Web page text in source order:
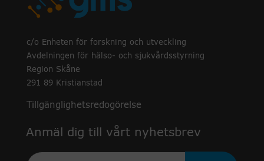
c/o Enheten för forskning och utveckling
Avdelningen för hälso- och sjukvårdsstyrning
Region Skåne
291 89 Kristianstad
Tillgänglighetsredogörelse
Anmäl dig till vårt nyhetsbrev
Epost